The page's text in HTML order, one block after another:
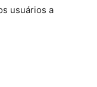
usuários a